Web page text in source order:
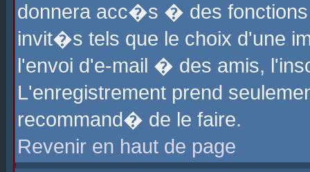
donnera acc�s � des fonctions
invit�s tels que le choix d'une
l'envoi d'e-mail � des amis,
L'enregistrement prend
recommand� de le faire.
Revenir en haut de page